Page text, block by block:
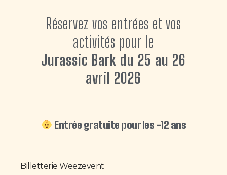
Réservez vos entrées et vos
activités pour le
Jurassic Bark du 25 au 26
avril 2026
Entrée gratuite pour les -12 ans
Billetterie Weezevent